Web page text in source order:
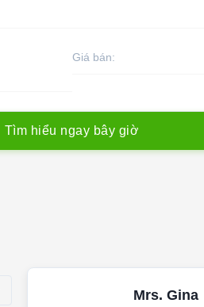
Giá bán:
Tìm hiểu ngay bây giờ
Mrs. Gina